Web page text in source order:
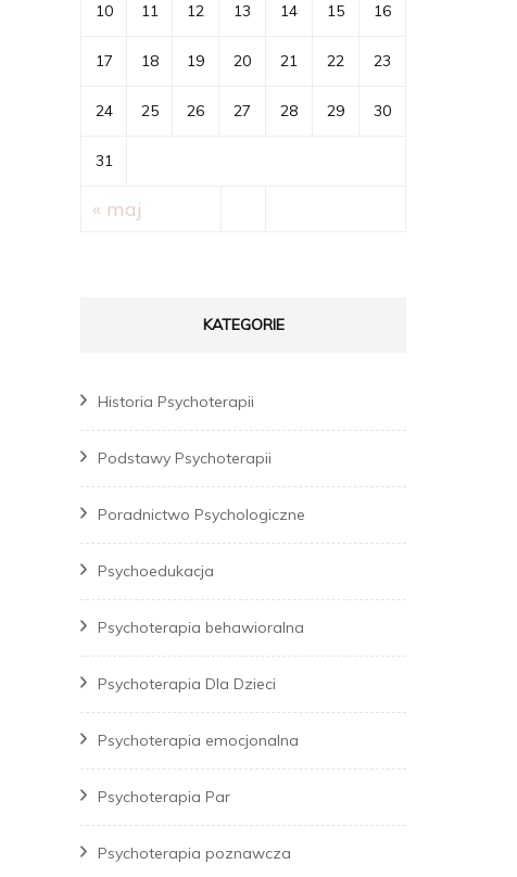
10 11 12 13 14 15 16
17 18 19 20 21 22 23
24 25 26 27 28 29 30
31
« maj
KATEGORIE
Historia Psychoterapii
Podstawy Psychoterapii
Poradnictwo Psychologiczne
Psychoedukacja
Psychoterapia behawioralna
Psychoterapia Dla Dzieci
Psychoterapia emocjonalna
Psychoterapia Par
Psychoterapia poznawcza